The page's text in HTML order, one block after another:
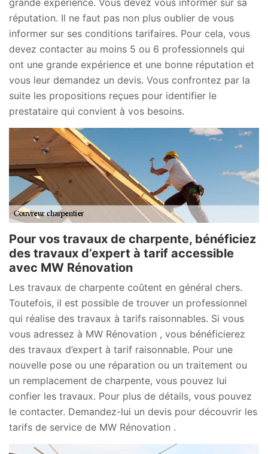
grande expérience. Vous devez vous informer sur sa
réputation. Il ne faut pas non plus oublier de vous
informer sur ses conditions tarifaires. Pour cela, vous
devez contacter au moins 5 ou 6 professionnels qui
ont une grande expérience et une bonne réputation et
vous leur demandez un devis. Vous confrontez par la
suite les propositions reçues pour identifier le
prestataire qui convient à vos besoins.
Pour vos travaux de charpente, bénéficiez
des travaux d’expert à tarif accessible
avec MW Rénovation
Les travaux de charpente coûtent en général chers.
Toutefois, il est possible de trouver un professionnel
qui réalise des travaux à tarifs raisonnables. Si vous
vous adressez à MW Rénovation , vous bénéficierez
des travaux d’expert à tarif raisonnable. Pour une
nouvelle pose ou une réparation ou un traitement ou
un remplacement de charpente, vous pouvez lui
confier les travaux. Pour plus de détails, vous pouvez
le contacter. Demandez-lui un devis pour découvrir les
tarifs de service de MW Rénovation .